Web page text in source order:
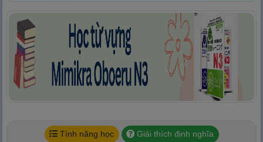
Tính năng học Giải thích định nghĩa